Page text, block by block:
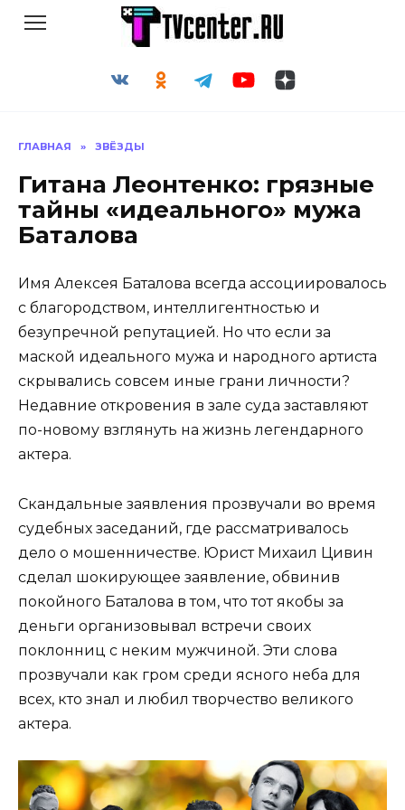
ГЛАВНАЯ » ЗВЁЗДЫ
Гитана Леонтенко: грязные
тайны «идеального» мужа
Баталова
Имя Алексея Баталова всегда ассоциировалось
с благородством, интеллигентностью и
безупречной репутацией. Но что если за
маской идеального мужа и народного артиста
скрывались совсем иные грани личности?
Недавние откровения в зале суда заставляют
по-новому взглянуть на жизнь легендарного
актера.
Скандальные заявления прозвучали во время
судебных заседаний, где рассматривалось
дело о мошенничестве. Юрист Михаил Цивин
сделал шокирующее заявление, обвинив
покойного Баталова в том, что тот якобы за
деньги организовывал встречи своих
поклонниц с неким мужчиной. Эти слова
прозвучали как гром среди ясного неба для
всех, кто знал и любил творчество великого
актера.